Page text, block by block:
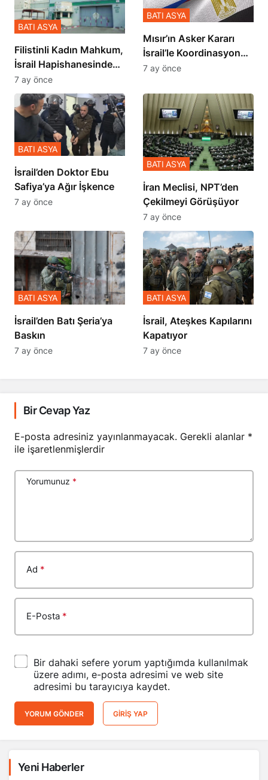
Filistinli Kadın Mahkum,
İsrail Hapishanesindeki
Zulmü Anlattı
BATI ASYA
7 ay önce
Mısır’ın Asker Kararı
İsrail’le Koordinasyon
İçinde Gerçekleşmiş
BATI ASYA
7 ay önce
İsrail’den Doktor Ebu
Safiya’ya Ağır İşkence
BATI ASYA
7 ay önce
İran Meclisi, NPT’den
Çekilmeyi Görüşüyor
BATI ASYA
7 ay önce
​​​​​​​İsrail’den Batı Şeria’ya
Baskın
BATI ASYA
7 ay önce
İsrail, Ateşkes Kapılarını
Kapatıyor
BATI ASYA
7 ay önce
Bir Cevap Yaz
E-posta adresiniz yayınlanmayacak. Gerekli alanlar *
ile işaretlenmişlerdir
Yorumunuz *
Ad *
E-Posta *
Bir dahaki sefere yorum yaptığımda kullanılmak
üzere adımı, e-posta adresimi ve web site
adresimi bu tarayıcıya kaydet.
YORUM GÖNDER GIRIŞ YAP
Yeni Haberler